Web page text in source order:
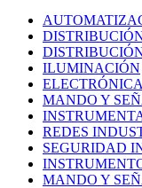
ILUMINACIÓN
ELECTRÓNICA
MANDO Y
REDES
SEGURIDAD
MANDO Y